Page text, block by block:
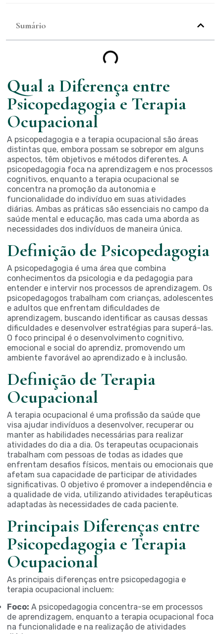
Sumário
Qual a Diferença entre
Psicopedagogia e Terapia
Ocupacional
A psicopedagogia e a terapia ocupacional são áreas
distintas que, embora possam se sobrepor em alguns
aspectos, têm objetivos e métodos diferentes. A
psicopedagogia foca na aprendizagem e nos processos
cognitivos, enquanto a terapia ocupacional se
concentra na promoção da autonomia e
funcionalidade do indivíduo em suas atividades
diárias. Ambas as práticas são essenciais no campo da
saúde mental e educação, mas cada uma aborda as
necessidades dos indivíduos de maneira única.
Definição de Psicopedagogia
A psicopedagogia é uma área que combina
conhecimentos da psicologia e da pedagogia para
entender e intervir nos processos de aprendizagem. Os
psicopedagogos trabalham com crianças, adolescentes
e adultos que enfrentam dificuldades de
aprendizagem, buscando identificar as causas dessas
dificuldades e desenvolver estratégias para superá-las.
O foco principal é o desenvolvimento cognitivo,
emocional e social do aprendiz, promovendo um
ambiente favorável ao aprendizado e à inclusão.
Definição de Terapia
Ocupacional
A terapia ocupacional é uma profissão da saúde que
visa ajudar indivíduos a desenvolver, recuperar ou
manter as habilidades necessárias para realizar
atividades do dia a dia. Os terapeutas ocupacionais
trabalham com pessoas de todas as idades que
enfrentam desafios físicos, mentais ou emocionais que
afetam sua capacidade de participar de atividades
significativas. O objetivo é promover a independência e
a qualidade de vida, utilizando atividades terapêuticas
adaptadas às necessidades de cada paciente.
Principais Diferenças entre
Psicopedagogia e Terapia
Ocupacional
As principais diferenças entre psicopedagogia e
terapia ocupacional incluem:
Foco: A psicopedagogia concentra-se em processos
de aprendizagem, enquanto a terapia ocupacional foca
na funcionalidade e na realização de atividades